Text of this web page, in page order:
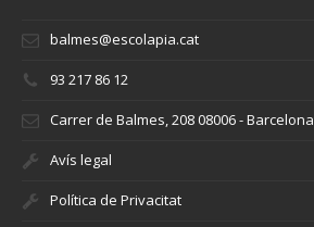
balmes@escolapia.cat
93 217 86 12
Carrer de Balmes, 208 08006 - Barcelona
Avís legal
Política de Privacitat